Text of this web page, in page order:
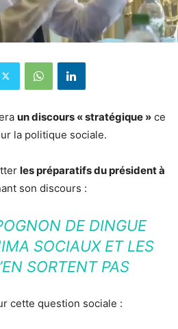
un discours « stratégique » ce
la politique sociale.
les préparatifs du président à
son discours :
DE DINGUE
SOCIAUX ET LES
SORTENT PAS
cette question sociale :